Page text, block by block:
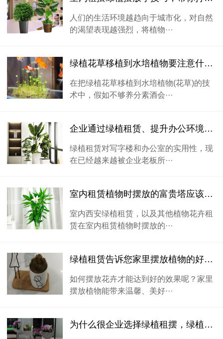
人们的生活环境越趋向于城市化，对自然
的渴望表现越强烈，将植物···
绿植花草移植到水培植物要注意什么？
在把绿植花草移植到水培植物(花草)的技
术中，假如不够养分素酒会···
企业通过绿植租赁、提升办公环境公司形象
绿植租赁对写字楼和办公室的实用性，现
在已经越来越被企业老板所···
室内租赁植物时摆放的富贵塔应该注意什么？
室内西安绿植租赁，以及其他植物花卉租
赁在室内租赁植物时摆放的···
绿植租赁告诉您家里摆放植物的好处？
如何摆放花卉才能达到好的效果呢？家里
摆放植物能带来温馨、美好···
为什么很企业选择绿植租摆，绿植租赁怎么租更划算？